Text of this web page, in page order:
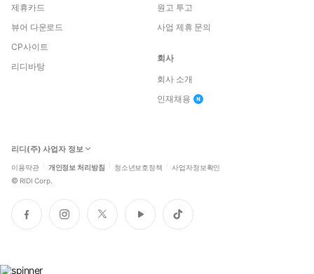
제휴카드
뷰어 다운로드
CP사이트
리디바탕
원고 투고
사업 제휴 문의
회사
회사 소개
인재채용
리디(주) 사업자 정보
이용약관 개인정보 처리방침 청소년보호정책 사업자정보확인
© RIDI Corp.
페
이
인
스
트
위
유
튜
틱
톡